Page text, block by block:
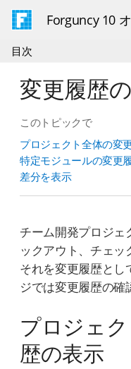
Forguncy 10
目次
変更履歴
このトピックで
プロジェクト全体の変
特定モジュールの変更
差分を表示
チーム開発プロジェ
ックアウト、チェ
それを変更履歴とし
ジでは変更履歴の確
プロジェ
歴の表示